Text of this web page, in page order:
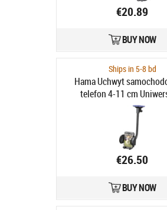
€20.89
BUY NOW
Ships in 5-8 bd
Hama Uchwyt
telefon 4-11 cm
€26.50
BUY NOW